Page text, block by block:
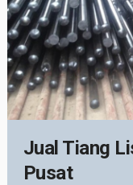
Jual Tiang
Pusat